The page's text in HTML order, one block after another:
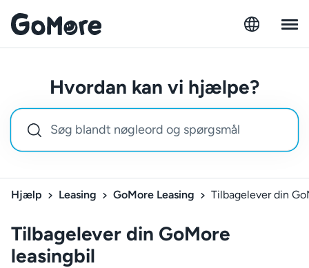
Hvordan kan vi hjælpe?
Hjælp Leasing GoMore Leasing Tilbagelever din
Tilbagelever din GoMore
leasingbil